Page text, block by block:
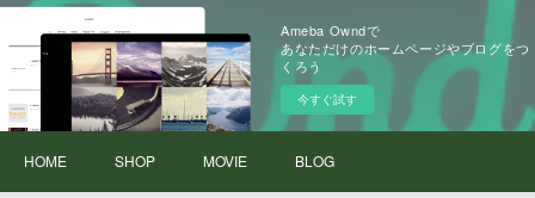
Ameba Owndで
あなただけのホームページやブログをつ
くろう
今すぐ試す
HOME SHOP MOVIE BLOG